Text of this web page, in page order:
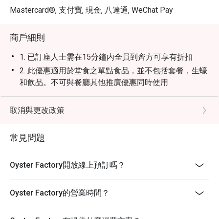
Mastercard®, 支付寶, 現金, 八達通, WeChat Pay
商戶細則
1. 已訂座人士需在15分鐘内全員到齊方可享有折扣
2. 此優惠適用於堂食之單點食品，並不包括套餐，生蠔
和飲品。不可與餐廳其他推廣優惠同時使用
3. 此優惠只限堂食 不適用於外賣服務或特別推廣優惠
4. 此優惠不可兌換現金或其他產品 不可轉售或贈子他人
5. 加一服務費以原價計算
7. 特別需求及坐位安排均視乎實際情況而定
9. 追加項目並不適用於Eatigo折扣
頁面以供同事記錄及認證
取消與更改政策
常見問題
Oyster Factory開放線上預訂嗎？
Oyster Factory的營業時間？